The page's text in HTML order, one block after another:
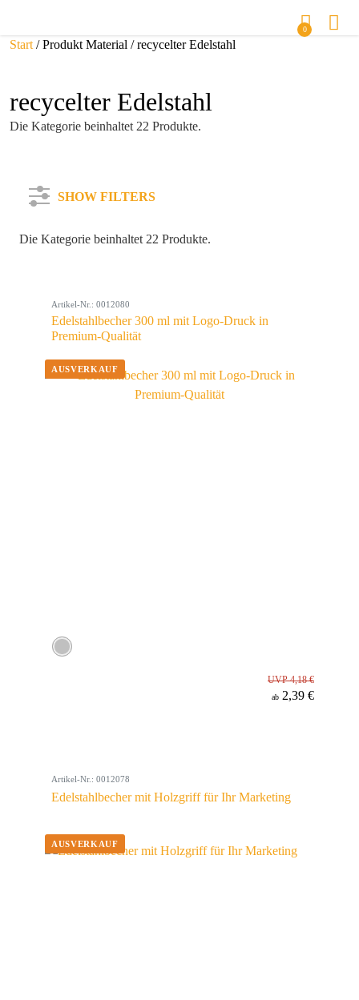
0
Start / Produkt Material / recycelter Edelstahl
recycelter Edelstahl
Die Kategorie beinhaltet 22 Produkte.
SHOW FILTERS
Farbe
Material
Die Kategorie beinhaltet 22 Produkte.
Artikel-Nr.: 0012080
Edelstahlbecher 300 ml mit Logo-Druck in
Premium-Qualität
UVP 4,18 €
ab 2,39 €
Artikel-Nr.: 0012078
Edelstahlbecher mit Holzgriff für Ihr Marketing